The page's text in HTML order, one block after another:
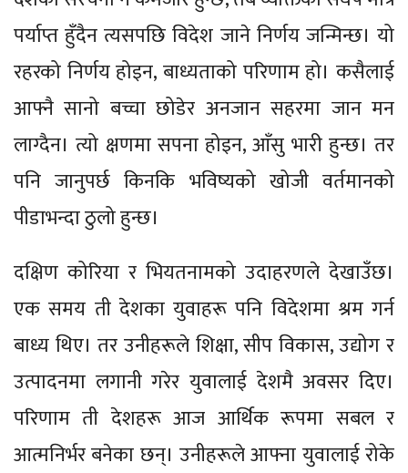
पर्याप्त हुँदैन त्यसपछि विदेश जाने निर्णय जन्मिन्छ। यो
रहरको निर्णय होइन, बाध्यताको परिणाम हो। कसैलाई
आफ्नै सानो बच्चा छोडेर अनजान सहरमा जान मन
लाग्दैन। त्यो क्षणमा सपना होइन, आँसु भारी हुन्छ। तर
पनि जानुपर्छ किनकि भविष्यको खोजी वर्तमानको
पीडाभन्दा ठुलो हुन्छ।
दक्षिण कोरिया र भियतनामको उदाहरणले देखाउँछ।
एक समय ती देशका युवाहरू पनि विदेशमा श्रम गर्न
बाध्य थिए। तर उनीहरूले शिक्षा, सीप विकास, उद्योग र
उत्पादनमा लगानी गरेर युवालाई देशमै अवसर दिए।
परिणाम ती देशहरू आज आर्थिक रूपमा सबल र
आत्मनिर्भर बनेका छन्। उनीहरूले आफ्ना युवालाई रोके